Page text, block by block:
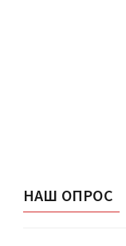
НАШ ОПРОС